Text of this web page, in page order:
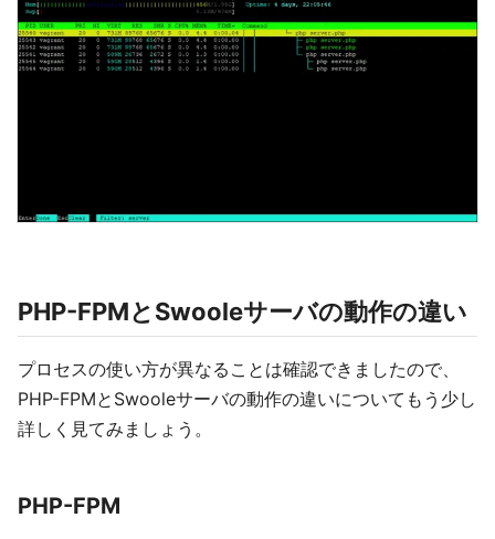
PHP-FPMとSwooleサーバの動作の違い
プロセスの使い方が異なることは確認できましたので、
PHP-FPMとSwooleサーバの動作の違いについてもう少し
詳しく見てみましょう。
PHP-FPM